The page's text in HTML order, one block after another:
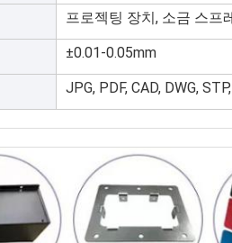
프로젝팅 장치, 소금 스프
±0.01-0.05mm
JPG, PDF, CAD, DWG,